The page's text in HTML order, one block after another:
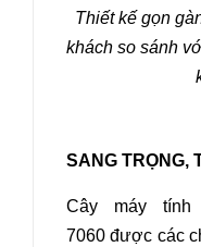
Thiết kế gọn
khách so sánh
SANG TRỌNG,
Cây máy
7060 được các